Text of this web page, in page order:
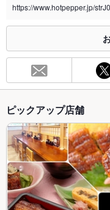
https://www.hotpepper.jp/
ピックアップ店舗